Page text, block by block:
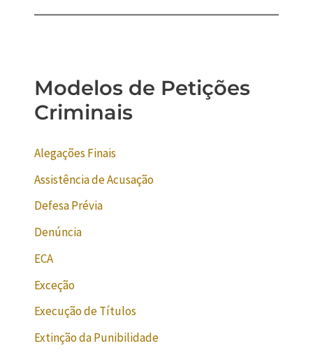
Modelos de Petições
Criminais
Alegações Finais
Assistência de Acusação
Defesa Prévia
Denúncia
ECA
Exceção
Execução de Títulos
Extinção da Punibilidade